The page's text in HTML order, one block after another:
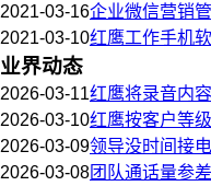
2021-03-16企业微信营销
2021-03-10红鹰工作手机
业界动态
2026-03-11红鹰将录音内
2026-03-10红鹰按客户等
2026-03-09领导没时间接
2026-03-08团队通话量参